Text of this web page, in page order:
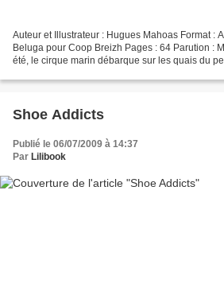
Auteur et Illustrateur : Hugues Mahoas Format :
Beluga pour Coop Breizh Pages : 64 Parution :
été, le cirque marin débarque sur les quais du
Shoe Addicts
Publié le 06/07/2009 à 14:37
Par Lilibook